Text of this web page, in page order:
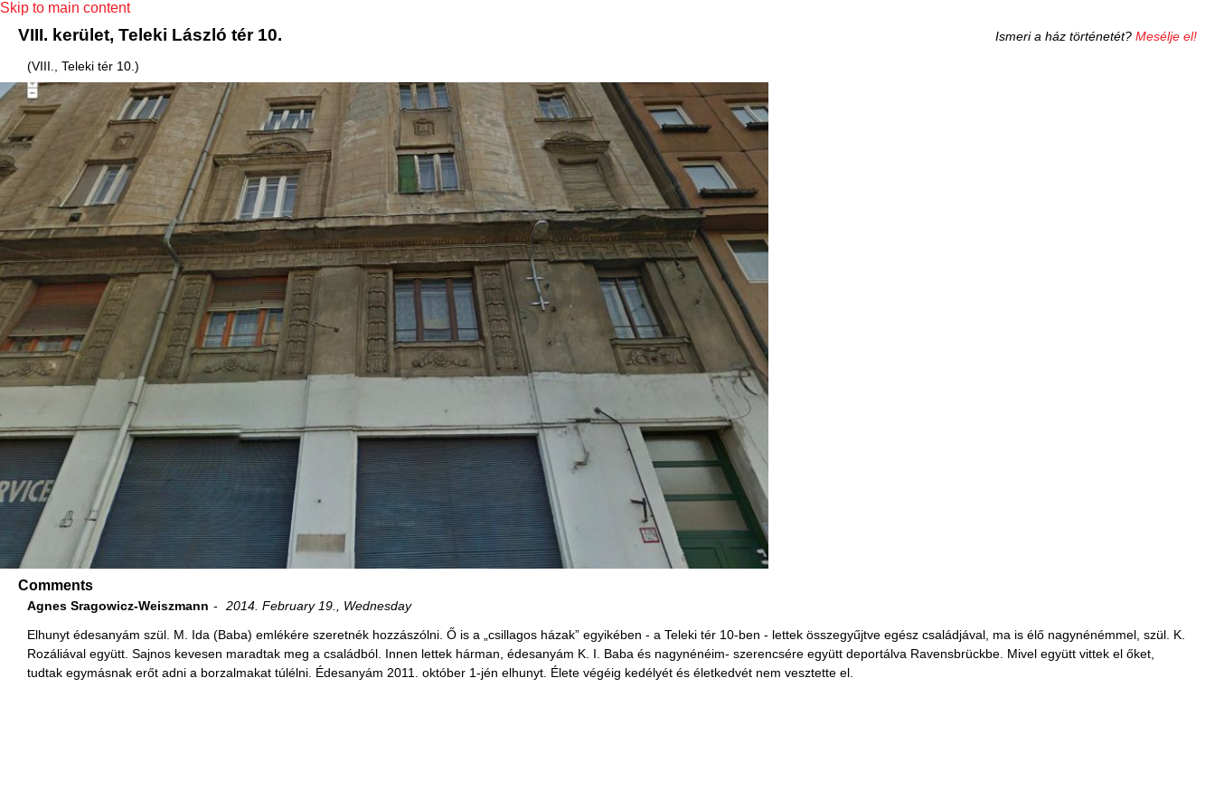
Skip to main content
VIII. kerület, Teleki László tér 10.
(VIII., Teleki tér 10.)
Ismeri a ház történetét? Mesélje el!
Comments
Agnes Sragowicz-Weiszmann 2014. February 19., Wednesday
Elhunyt édesanyám szül. M. Ida (Baba) emlékére szeretnék hozzászólni. Ő is a „csillagos házak” egyikében - a Teleki tér 10-ben - lettek összegyűjtve egész családjával, ma is élő nagynénémmel, szül. K.
Rozáliával együtt. Sajnos kevesen maradtak meg a családból. Innen lettek hárman, édesanyám K. I. Baba és nagynénéim- szerencsére együtt deportálva Ravensbrückbe. Mivel együtt vittek el őket,
tudtak egymásnak erőt adni a borzalmakat túlélni. Édesanyám 2011. október 1-jén elhunyt. Élete végéig kedélyét és életkedvét nem vesztette el.